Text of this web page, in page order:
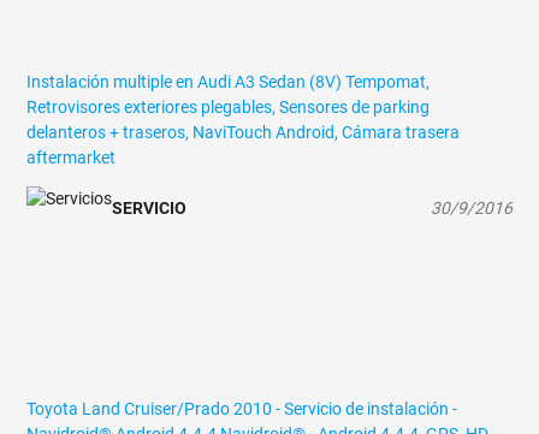
Instalación multiple en Audi A3 Sedan (8V) Tempomat,
Retrovisores exteriores plegables, Sensores de parking
delanteros + traseros, NaviTouch Android, Cámara trasera
aftermarket
SERVICIO 30/9/2016
Toyota Land Cruiser/Prado 2010 - Servicio de instalación -